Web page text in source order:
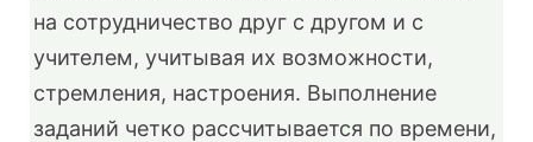
на сотрудничество друг с другом и с
учителем, учитывая их возможности,
стремления, настроения. Выполнение
заданий четко рассчитывается по времени,